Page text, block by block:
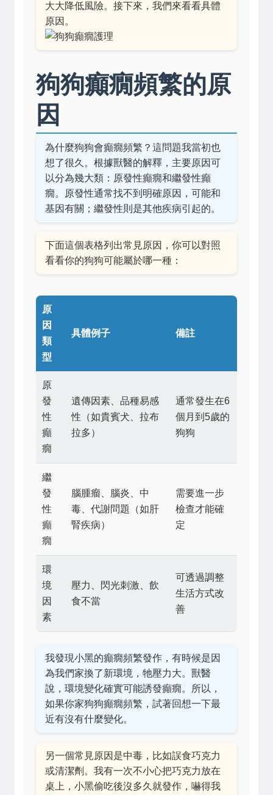
大大降低風險。接下來，我們來看看具體
原因。
狗狗癲癇頻繁的原
因
為什麼狗狗會癲癇頻繁？這問題我當初也
想了很久。根據獸醫的解釋，主要原因可
以分為幾大類：原發性癲癇和繼發性癲
癇。原發性通常找不到明確原因，可能和
基因有關；繼發性則是其他疾病引起的。
下面這個表格列出常見原因，你可以對照
看看你的狗狗可能屬於哪一種：
原
因
類
型
具體例子 備註
原
發
性
癲
癇
遺傳因素、品種易感
性（如貴賓犬、拉布
拉多）
通常發生在6
個月到5歲的
狗狗
繼
發
性
癲
癇
腦腫瘤、腦炎、中
毒、代謝問題（如肝
腎疾病）
需要進一步
檢查才能確
定
環
境
因
素
壓力、閃光刺激、飲
食不當
可透過調整
生活方式改
善
我發現小黑的癲癇頻繁發作，有時候是因
為我們家換了新環境，牠壓力大。獸醫
說，環境變化確實可能誘發癲癇。所以，
如果你家狗狗癲癇頻繁，試著回想一下最
近有沒有什麼變化。
另一個常見原因是中毒，比如誤食巧克力
或清潔劑。我有一次不小心把巧克力放在
桌上，小黑偷吃後沒多久就發作，嚇得我